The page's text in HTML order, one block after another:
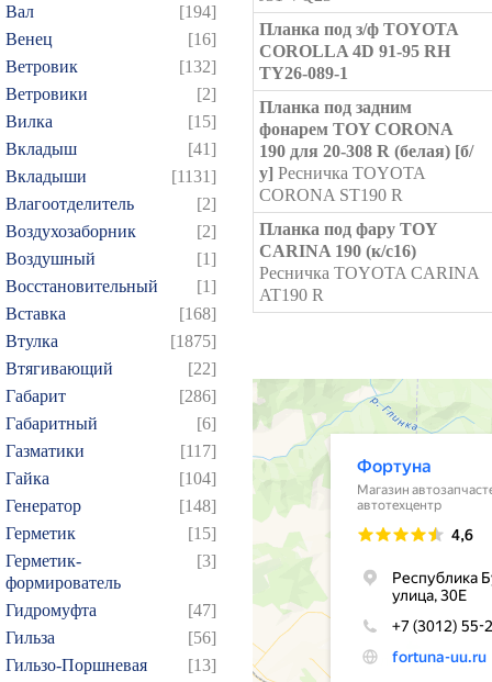
Вал
[194]
Венец
[16]
Ветровик
[132]
Ветровики
[2]
Вилка
[15]
Вкладыш
[41]
Вкладыши
[1131]
Влагоотделитель
[2]
Воздухозаборник
[2]
Воздушный
[1]
Восстановительный
[1]
Вставка
[168]
Втулка
[1875]
Втягивающий
[22]
Габарит
[286]
Габаритный
[6]
Газматики
[117]
Гайка
[104]
Генератор
[148]
Герметик
[15]
Герметик-
формирователь
[3]
Гидромуфта
[47]
Гильза
[56]
Гильзо-Поршневая
[13]
Планка под з/ф TOYOTA
COROLLA 4D 91-95 RH
TY26-089-1
Планка под задним
фонарем TOY CORONA
190 для 20-308 R (белая) [б/
у] Ресничка TOYOTA
CORONA ST190 R
Планка под фару TOY
CARINA 190 (к/с16)
Ресничка TOYOTA CARINA
AT190 R